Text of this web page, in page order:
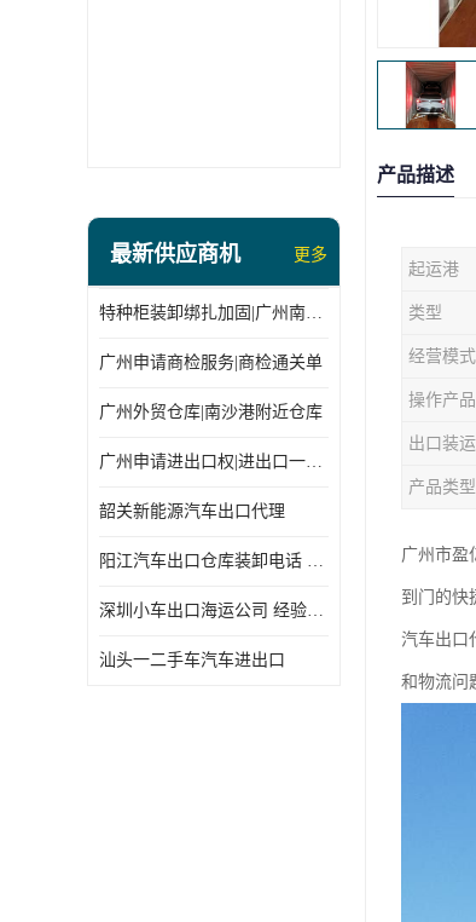
最新供应商机 更多
特种柜装卸绑扎加固|广州南沙仓库装卸
广州申请商检服务|商检通关单
广州外贸仓库|南沙港附近仓库
广州申请进出口权|进出口一站式
韶关新能源汽车出口代理
阳江汽车出口仓库装卸电话 经验丰富
深圳小车出口海运公司 经验丰富
汕头一二手车汽车进出口
产品描述
起运港
类型
经营模式
操作产品
出口装运
产品类型
广州市盈
到门的快
汽车出口
和物流问